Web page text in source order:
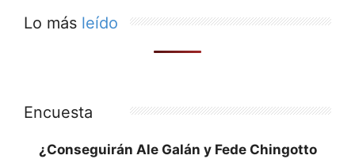
Lo más leído
Encuesta
¿Conseguirán Ale Galán y Fede Chingotto